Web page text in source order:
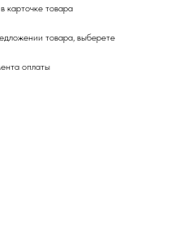
карточке товара
товара, выберете
оплаты